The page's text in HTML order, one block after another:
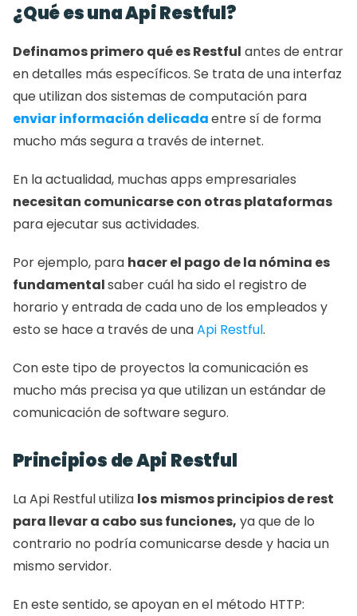
¿Qué es una Api Restful?
Definamos primero qué es Restful antes de entrar
en detalles más específicos. Se trata de una interfaz
enviar información delicadaentre sí de forma
mucho más segura a través de internet.
necesitan comunicarse con otras plataformas
para ejecutar sus actividades.
Por ejemplo, para hacer el pago de la nómina es
fundamental saber cuál ha sido el registro de
horario y entrada de cada uno de los empleados y
esto se hace a través de una Api Restful.
Con este tipo de proyectos la comunicación es
mucho más precisa ya que utilizan un estándar de
comunicación de software seguro.
Principios de Api Restful
La Api Restful utiliza los mismos principios de rest
para llevar a cabo sus funciones, ya que de lo
contrario no podría comunicarse desde y hacia un
mismo servidor.
En este sentido, se apoyan en el método HTTP: